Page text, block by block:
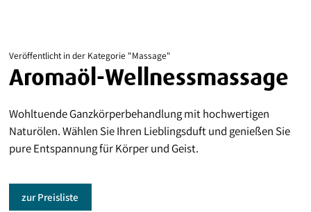
Veröffentlicht in der Kategorie "Massage"
Aromaöl-Wellnessmassage
Wohltuende Ganzkörperbehandlung mit hochwertigen
Naturölen. Wählen Sie Ihren Lieblingsduft und genießen Sie
pure Entspannung für Körper und Geist.
zur Preisliste